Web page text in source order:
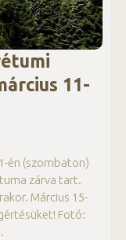
11-
én (szombaton)
zárva tart.
Március 15-
Fotó: